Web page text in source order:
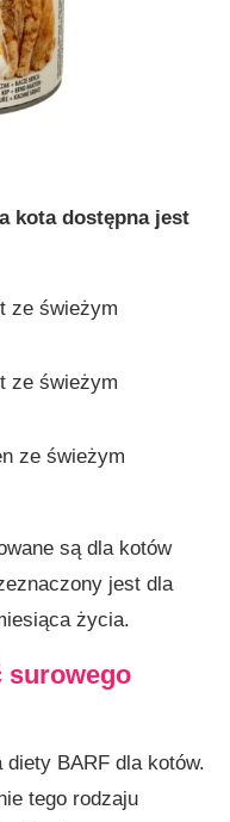
kota dostępna jest
ze świeżym
ze świeżym
ze świeżym
są dla kotów
jest dla
życia.
surowego
diety BARF dla kotów.
tego rodzaju